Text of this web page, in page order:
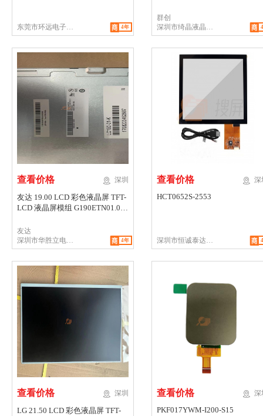
东莞市环远电子科
技有限公司
4年
群创
深圳市绮晶液晶屏
有限公司
查看价格  深圳
友达 19.00 LCD 彩色液晶屏 TFT-
LCD 液晶屏模组 G190ETN01.0
友达
深圳市华胜立电子
有限公司
4年
查看价格  深
HCT0652S-2553
深圳市恒诚泰达电
子有限公司
查看价格  深圳
LG 21.50 LCD 彩色液晶屏 TFT-
查看价格  深
PKF017YWM-I200-S15